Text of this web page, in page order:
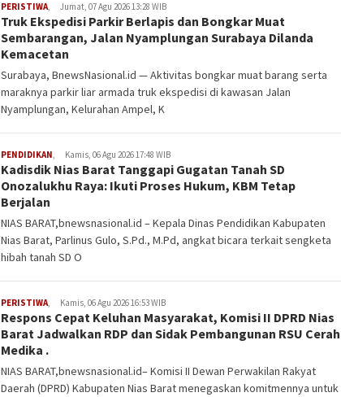
PERISTIWA, Jumat, 07 Agu 2026 13:28 WIB
Truk Ekspedisi Parkir Berlapis dan Bongkar Muat
Sembarangan, Jalan Nyamplungan Surabaya Dilanda
Kemacetan
Surabaya, BnewsNasional.id — Aktivitas bongkar muat barang serta
maraknya parkir liar armada truk ekspedisi di kawasan Jalan
Nyamplungan, Kelurahan Ampel, K
PENDIDIKAN, Kamis, 06 Agu 2026 17:48 WIB
Kadisdik Nias Barat Tanggapi Gugatan Tanah SD
Onozalukhu Raya: Ikuti Proses Hukum, KBM Tetap
Berjalan
NIAS BARAT,bnewsnasional.id – Kepala Dinas Pendidikan Kabupaten
Nias Barat, Parlinus Gulo, S.Pd., M.Pd, angkat bicara terkait sengketa
hibah tanah SD O
PERISTIWA, Kamis, 06 Agu 2026 16:53 WIB
Respons Cepat Keluhan Masyarakat, Komisi II DPRD Nias
Barat Jadwalkan RDP dan Sidak Pembangunan RSU Cerah
Medika .
NIAS BARAT,bnewsnasional.id– Komisi II Dewan Perwakilan Rakyat
Daerah (DPRD) Kabupaten Nias Barat menegaskan komitmennya untuk